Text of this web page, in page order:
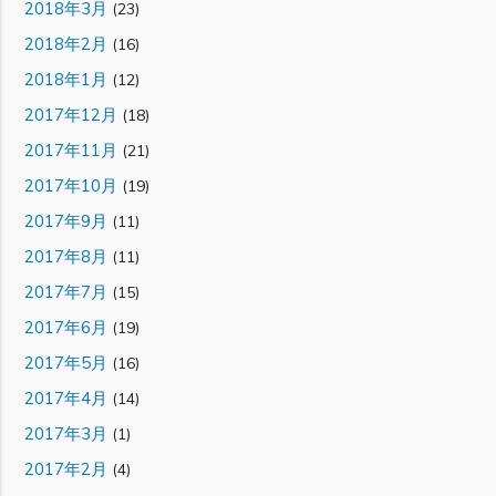
2018年3月 (23)
2018年2月 (16)
2018年1月 (12)
2017年12月 (18)
2017年11月 (21)
2017年10月 (19)
2017年9月 (11)
2017年8月 (11)
2017年7月 (15)
2017年6月 (19)
2017年5月 (16)
2017年4月 (14)
2017年3月 (1)
2017年2月 (4)